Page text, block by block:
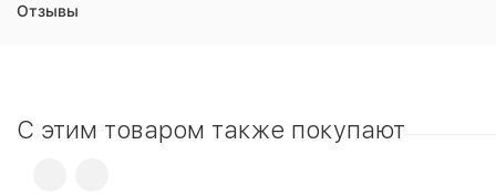
Отзывы
С этим товаром также покупают